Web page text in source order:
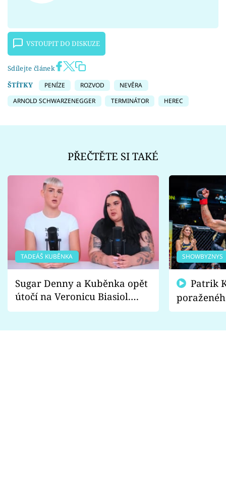
VSTOUPIT DO DISKUZE
Sdílejte článek
ŠTÍTKY
PENÍZE ROZVOD
NEVĚRA
ARNOLD SCHWARZENEGGER
TERMINÁTOR HEREC
PŘEČTĚTE SI TAKÉ
TADEÁŠ KUBĚNKA
Sugar Denny a Kuběnka opět
útočí na Veronicu Biasiol.
Proč je podle nich falešná a
SHOWBYZNYS
fanoušci